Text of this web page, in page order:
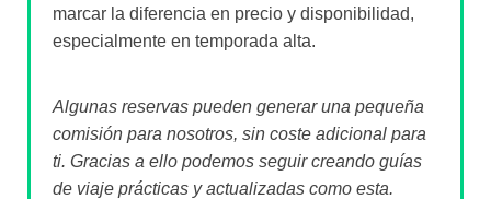
marcar la diferencia en precio y disponibilidad,
especialmente en temporada alta.
Algunas reservas pueden generar una pequeña
comisión para nosotros, sin coste adicional para
ti. Gracias a ello podemos seguir creando guías
de viaje prácticas y actualizadas como esta.